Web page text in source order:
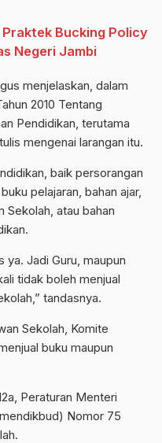
Bucking Policy
Negeri Jambi
menjelaskan, dalam
2010 Tentang
Pendidikan, terutama
mengenai larangan itu.
baik persorangan
pelajaran, bahan ajar,
Sekolah, atau bahan
ya. Jadi Guru, maupun
tidak boleh menjual
tandasnya.
Sekolah, Komite
buku maupun
Peraturan Menteri
Nomor 75